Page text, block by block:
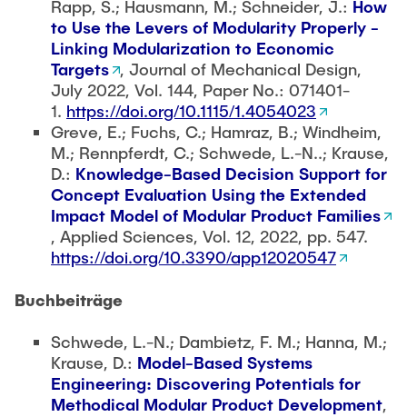
Bachelorarbeit, 2020
Untersuchung ausgewählter
Modularisierungsmethoden hinsichtlich ihrer
Auswirkungen auf Eigenschaften und
Merkmale der Modularität, Projektarbeit,
2020
Validierung des Wirkmodells modularer
Produktstrukturen durch die Untersuchung
projektspezifischer Effektketten ,
Masterarbeit, 2019
Untersuchung gängiger
Systemmodellierungssoftware zur
Unterstützung der Entwicklung modularer
Produktfamilien
Rapp, S.; Hausmann, M.; Schneider, J.: How
to Use the Levers of Modularity Properly -
Linking Modularization to Economic
Targets , Journal of Mechanical Design,
July 2022, Vol. 144, Paper No.: 071401-
1. https://doi.org/10.1115/1.4054023
Greve, E.; Fuchs, C.; Hamraz, B.; Windheim,
M.; Rennpferdt, C.; Schwede, L.-N..; Krause,
D.: Knowledge-Based Decision Support for
Concept Evaluation Using the Extended
Impact Model of Modular Product Families
, Applied Sciences, Vol. 12, 2022, pp. 547.
https://doi.org/10.3390/app12020547
Buchbeiträge
Schwede, L.-N.; Dambietz, F. M.; Hanna, M.;
Krause, D.: Model-Based Systems
Engineering: Discovering Potentials for
Methodical Modular Product Development,